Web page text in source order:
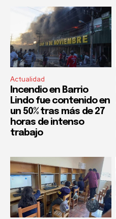
Actualidad
Incendio en Barrio
Lindo fue contenido en
un 50% tras más de 27
horas de intenso
trabajo